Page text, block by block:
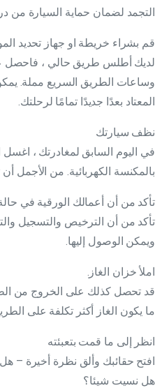
التجمد لضمان حماية السيارة من
قم بشراء خريطة او جهاز تحديد
لديك أطلس طريق حالي ، فاحصل
وساعات الطريق السريع مملة.
المعتاد بعدًا جديدًا تمامًا لرحلتك.
نظف سيارتك
في اليوم السابق لمغادرتك ، اغسل
بالمكنسة الكهربائية. من الأجمل
تأكد من أن أعمالك الورقية في
تأكد من أن الترخيص والتسجيل
ويمكن الوصول إليها.
املأ خزان الغاز.
قد تحصل كذلك على الخروج من
ما يكون الغاز أكثر تكلفة على
انظر إلى ما قمت بتعبئته
افتح حقائبك وألق نظرة أخيرة –
هل نسيت شيئا؟